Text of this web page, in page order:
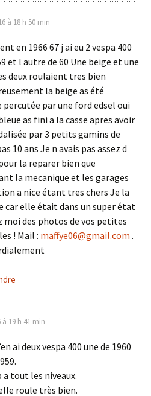
à 18 h 50 min
en 1966 67 j ai eu 2 vespa 400
et l autre de 60 Une beige et une
deux roulaient tres bien
la beige as été
par une ford edsel oui
as fini a la casse apres avoir
par 3 petits gamins de
10 ans Je n avais pas assez d
la reparer bien que
la mecanique et les garages
a nice étant tres chers Je la
car elle était dans un super état
moi des photos de vos petites
! Mail : maffye06@gmail.com .
à 19 h 41 min
ai deux vespa 400 une de 1960
a tout les niveaux.
roule très bien.